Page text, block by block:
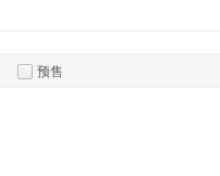
家居日用
预售